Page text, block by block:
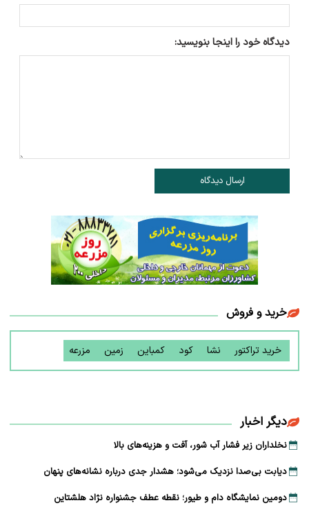
دیدگاه خود را اینجا بنویسید:
ارسال دیدگاه
خرید و فروش
خرید تراکتور نشا کود کمباین زمین مزرعه
دیگر اخبار
نخلداران زیر فشار آب شور، آفت و هزینه‌های بالا
دیابت بی‌صدا نزدیک می‌شود؛ هشدار جدی درباره نشانه‌های پنهان
دومین نمایشگاه دام و طیور؛ نقطه عطف جشنواره نژاد هلشتاین